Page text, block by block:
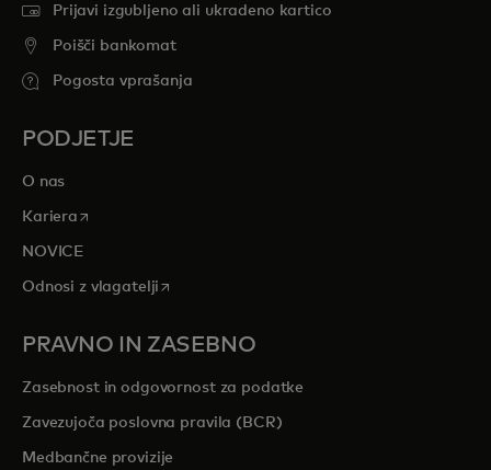
Prijavi izgubljeno ali ukradeno kartico
Poišči bankomat
Pogosta vprašanja
PODJETJE
O nas
Kariera opens in a new tab
NOVICE
Odnosi z vlagatelji opens in a new tab
PRAVNO IN ZASEBNO
Zasebnost in odgovornost za podatke
Zavezujoča poslovna pravila (BCR)
Medbančne provizije